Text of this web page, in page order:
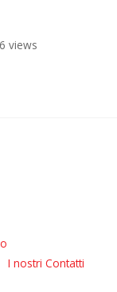
views
I nostri Contatti